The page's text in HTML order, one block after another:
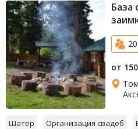
База
20
от
Шатер Организация свадеб